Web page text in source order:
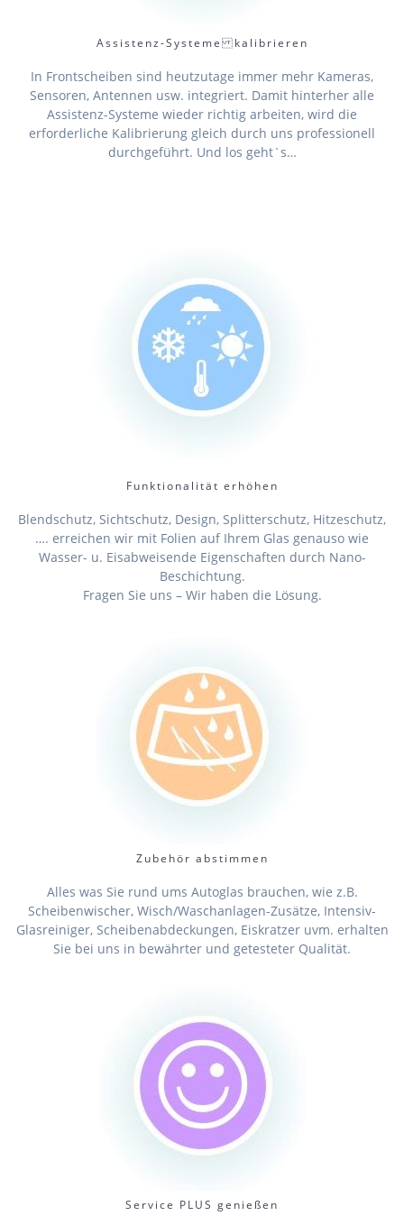
Assistenz-Systeme kalibrieren
In Frontscheiben sind heutzutage immer mehr Kameras,
Sensoren, Antennen usw. integriert. Damit hinterher alle
Assistenz-Systeme wieder richtig arbeiten, wird die
erforderliche Kalibrierung gleich durch uns professionell
durchgeführt. Und los geht`s…
Funktionalität erhöhen
Blendschutz, Sichtschutz, Design, Splitterschutz, Hitzeschutz,
…. erreichen wir mit Folien auf Ihrem Glas genauso wie
Wasser- u. Eisabweisende Eigenschaften durch Nano-
Beschichtung.
Fragen Sie uns – Wir haben die Lösung.
Zubehör abstimmen
Alles was Sie rund ums Autoglas brauchen, wie z.B.
Scheibenwischer, Wisch/Waschanlagen-Zusätze, Intensiv-
Glasreiniger, Scheibenabdeckungen, Eiskratzer uvm. erhalten
Sie bei uns in bewährter und getesteter Qualität.
Service PLUS genießen